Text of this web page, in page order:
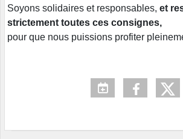
Soyons solidaires et responsables, et
strictement toutes ces consignes,
pour que nous puissions profiter